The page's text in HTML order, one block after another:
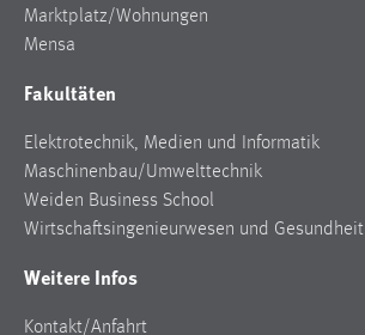
Marktplatz/Wohnungen
Mensa
Fakultäten
Elektrotechnik, Medien und Informatik
Maschinenbau/Umwelttechnik
Weiden Business School
Wirtschaftsingenieurwesen und Gesundheit
Weitere Infos
Kontakt/Anfahrt